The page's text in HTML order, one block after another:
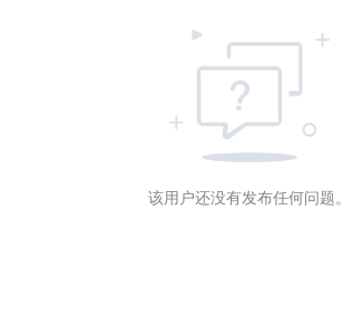
该用户还没有发布任何问题。